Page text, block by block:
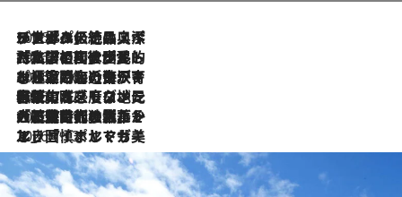
2026.8.8
リスボンの絶品スイーツ「パステル・デ・ナタ」とは？ポルトガル伝統の奥深い世界へ
2026.7.27
「私の祖国はポルトガル語です」国民的詩人フェルナンド・ペソアと、彼が愛した文学の街を歩く
2026.7.26
ポルトガル近海が育む極上の海の幸。キリリと冷えた白ワインと愉しむ、シーフード専門店の贅沢
2026.7.22
伝統の味をモダンに昇華。高感度な地元客が集う、リスボンの最旬ガストロノミー
2026.7.21
大航海時代の栄華から、震災、独裁、そして革命へ。ポルトガル・首都リスボンの石畳に刻まれた「歴史の光と影」
2026.7.13
エッセイ・ヤマザキマリ「慎ましくも美しき国 ポルトガル」